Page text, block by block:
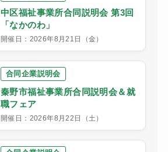
中区福祉事業所合同説明会 第3回
「なかのわ」
開催日：2026年8月21日（金）
合同企業説明会
秦野市福祉事業所合同説明会＆就
職フェア
開催日：2026年8月22日（土）